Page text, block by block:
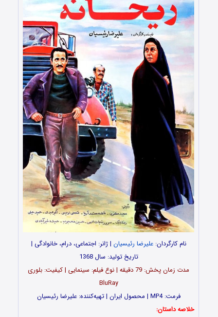
نام کارگردان:علیرضا رئیسیان | ژانر: اجتماعی، درام، خانوادگی |
تاریخ تولید: سال 1368
مدت‌‌ زمان پخش: 79 دقیقه | نوع فیلم: سینمایی | کیفیت: بلوری
BluRay
فرمت: MP4 | محصول ایران | تهیه‎‌کننده: علیرضا رئیسیان
خلاصه داستان: